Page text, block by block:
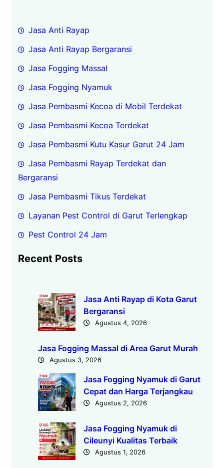
Jasa Anti Rayap
Jasa Anti Rayap Bergaransi
Jasa Fogging Massal
Jasa Fogging Nyamuk
Jasa Pembasmi Kecoa di Mobil Terdekat
Jasa Pembasmi Kecoa Terdekat
Jasa Pembasmi Kutu Kasur Garut 24 Jam
Jasa Pembasmi Rayap Terdekat dan
Bergaransi
Jasa Pembasmi Tikus Terdekat
Layanan Pest Control di Garut Terlengkap
Pest Control 24 Jam
Recent Posts
Jasa Anti Rayap di Kota Garut
Bergaransi
Agustus 4, 2026
Jasa Fogging Massal di Area Garut Murah
Agustus 3, 2026
Jasa Fogging Nyamuk di Garut
Cepat dan Harga Terjangkau
Agustus 2, 2026
Jasa Fogging Nyamuk di
Cileunyi Kualitas Terbaik
Agustus 1, 2026